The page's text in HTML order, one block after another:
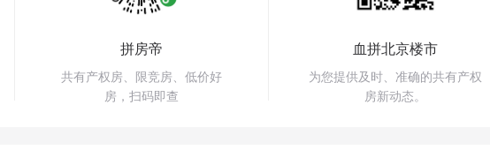
拼房帝
共有产权房、限竞房、低价好
房，扫码即查
血拼北京楼市
为您提供及时、准确的共有产权
房新动态。